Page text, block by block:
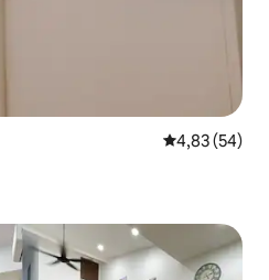
5 üzerinden
4,83 (54)